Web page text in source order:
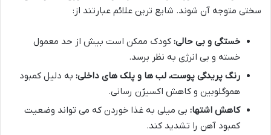
سختی متوجه آن شوند. شایع ترین علائم عبارتند از:
خستگی و بی حالی: کودک ممکن است بیش از حد معمول
خسته و بی انرژی به نظر برسد.
رنگ پریدگی پوست، لب ها و پلک های داخلی: به دلیل کمبود
هموگلوبین و کاهش اکسیژن رسانی.
کاهش اشتها: بی میلی به غذا خوردن که می تواند وضعیت
کمبود آهن را تشدید کند.